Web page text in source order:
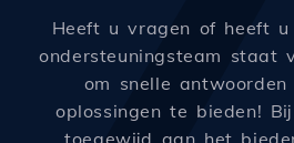
Heeft u vragen of heeft u
ondersteuningsteam staat
om snelle
oplossingen te bieden!